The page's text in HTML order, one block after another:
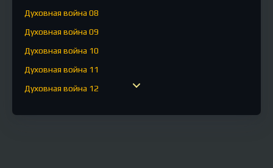
Духовная война 08
Духовная война 09
Духовная война 10
Духовная война 11
Духовная война 12